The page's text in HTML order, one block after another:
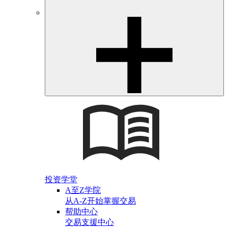
投资学堂
A至Z学院
从A-Z开始掌握交易
帮助中心
交易支援中心